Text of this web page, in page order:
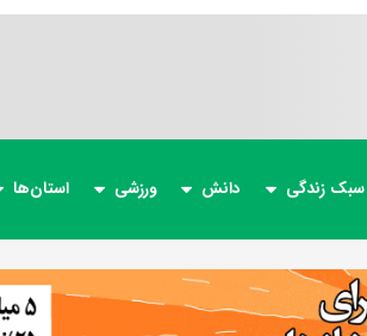
سبک زندگی دانش ورزشی استان‌ها